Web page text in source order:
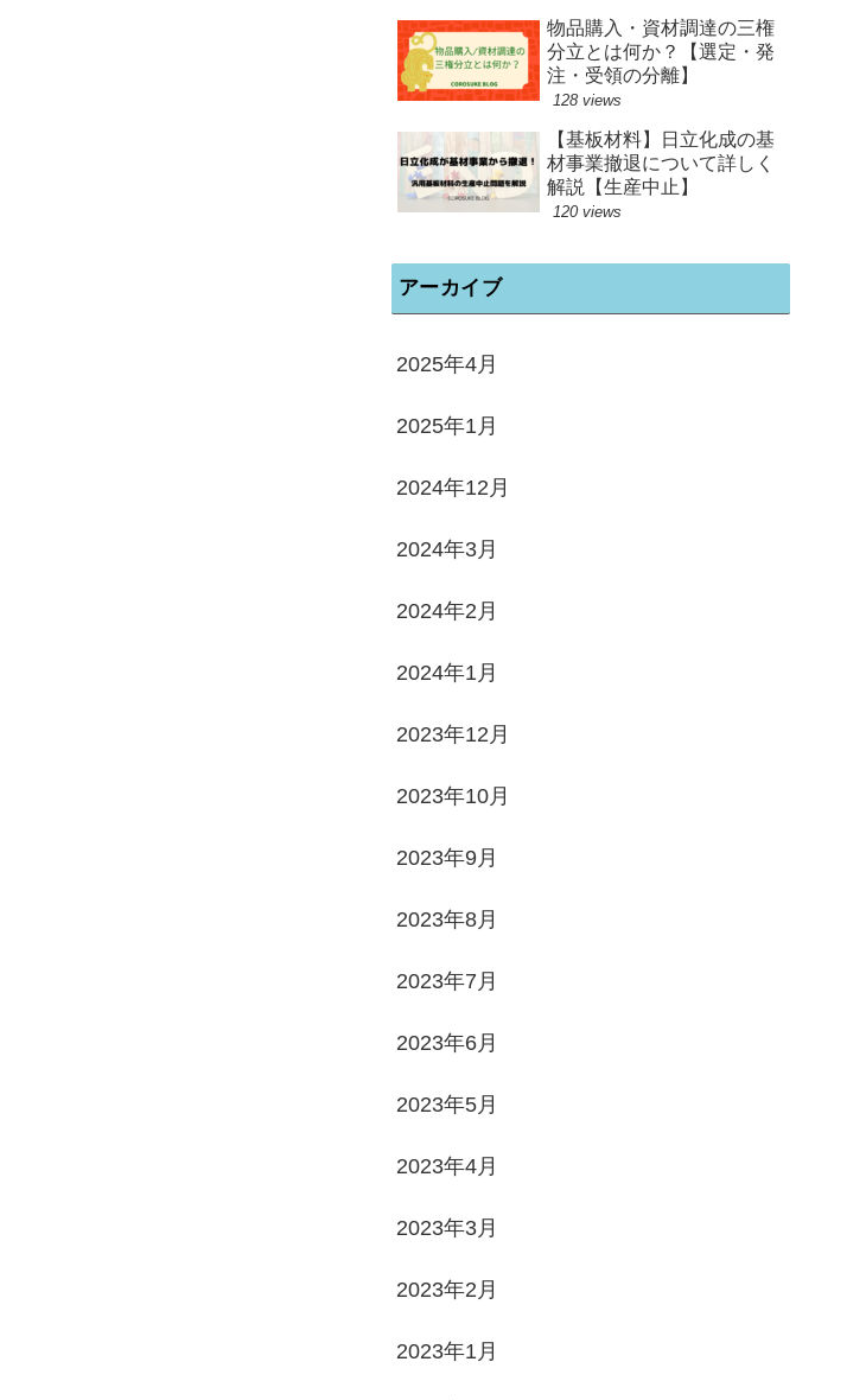
物品購入・資材調達の三権
分立とは何か？【選定・発
注・受領の分離】
128 views
【基板材料】日立化成の基
材事業撤退について詳しく
解説【生産中止】
120 views
アーカイブ
2025年4月
2025年1月
2024年12月
2024年3月
2024年2月
2024年1月
2023年12月
2023年10月
2023年9月
2023年8月
2023年7月
2023年6月
2023年5月
2023年4月
2023年3月
2023年2月
2023年1月